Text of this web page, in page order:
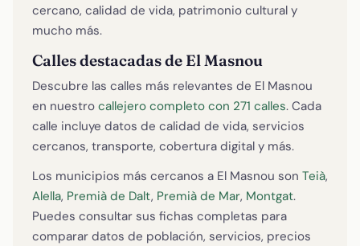
cercano, calidad de vida, patrimonio cultural y
mucho más.
Calles destacadas de El Masnou
Descubre las calles más relevantes de El Masnou
en nuestro callejero completo con 271 calles. Cada
calle incluye datos de calidad de vida, servicios
cercanos, transporte, cobertura digital y más.
Los municipios más cercanos a El Masnou son Teià,
Alella, Premià de Dalt, Premià de Mar, Montgat.
Puedes consultar sus fichas completas para
comparar datos de población, servicios, precios